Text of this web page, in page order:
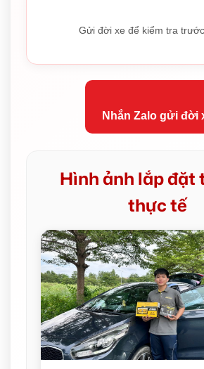
Gửi đời xe để kiểm tra
Nhắn Zalo gửi đời
Hình ảnh lắp đặt
thực tế